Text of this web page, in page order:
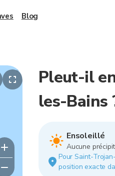
Pleut-il
les-Bains
Ensoleillé
Aucune
Pour Saint-
position exacte
Blog